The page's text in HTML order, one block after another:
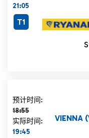
21:05
T1
预计时间:
18:55
计划时间 18:55 删除线
实际时间:
19:45
VIENNA